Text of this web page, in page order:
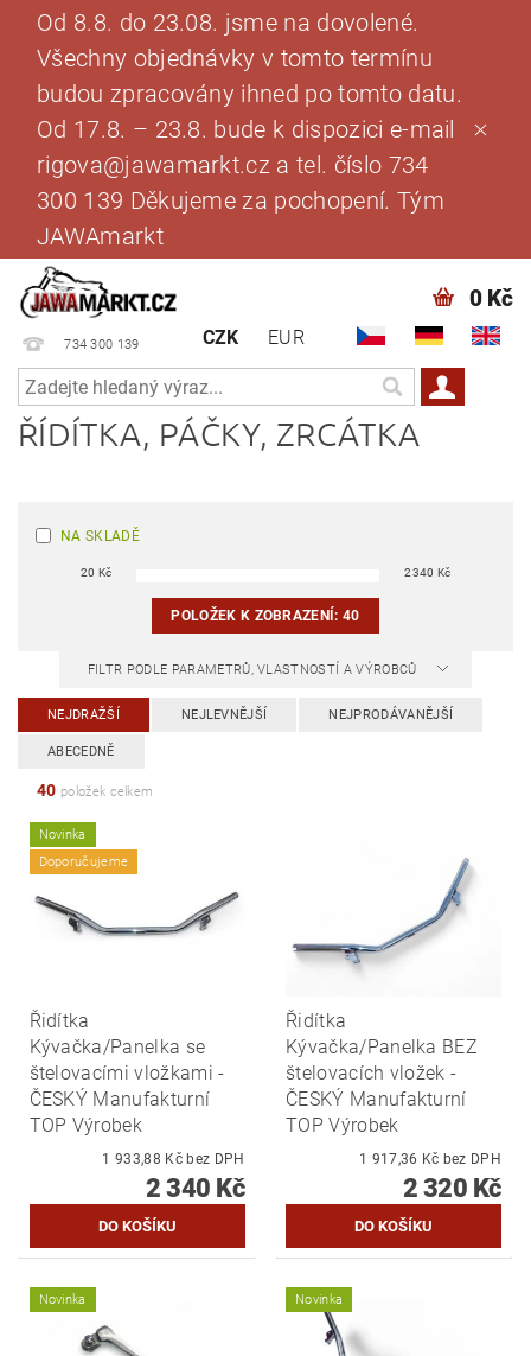
Od 8.8. do 23.08. jsme na dovolené.
Všechny objednávky v tomto termínu
budou zpracovány ihned po tomto datu.
Od 17.8. – 23.8. bude k dispozici e-mail
rigova@jawamarkt.cz a tel. číslo 734
300 139 Děkujeme za pochopení. Tým
JAWAmarkt
734 300 139 CZK EUR
0 Kč
ŘÍDÍTKA, PÁČKY, ZRCÁTKA
NA SKLADĚ
20 Kč 2340 Kč
POLOŽEK K ZOBRAZENÍ:40
FILTR PODLE PARAMETRŮ, VLASTNOSTÍ A VÝROBCŮ
NEJDRAŽŠÍ NEJLEVNĚJŠÍ NEJPRODÁVANĚJŠÍ
ABECEDNĚ
40 položek celkem
Novinka
Doporučujeme
Řidítka
Kývačka/Panelka se
štelovacími vložkami -
ČESKÝ Manufakturní
TOP Výrobek
1 933,88 Kč bez DPH
2 340 Kč
Řidítka
Kývačka/Panelka BEZ
štelovacích vložek -
ČESKÝ Manufakturní
TOP Výrobek
1 917,36 Kč bez DPH
2 320 Kč
Novinka Novinka